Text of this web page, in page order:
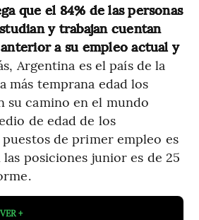
que el 84% de las personas
y trabajan cuentan
a su empleo actual y
Argentina es el país de la
más temprana edad los
su camino en el mundo
de edad de los
de primer empleo es
las posiciones junior es de 25
VER +